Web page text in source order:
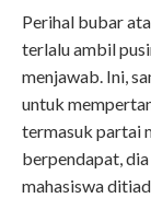
Perihal bubar
terlalu ambil
menjawab. Ini,
untuk
termasuk partai
berpendapat,
mahasiswa